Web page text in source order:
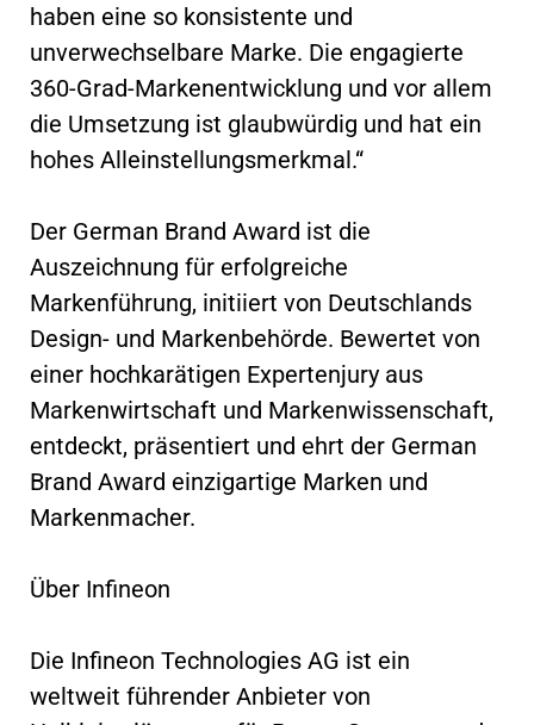
haben eine so konsistente und
unverwechselbare Marke. Die engagierte
360-Grad-Markenentwicklung und vor allem
die Umsetzung ist glaubwürdig und hat ein
hohes Alleinstellungsmerkmal.“
Der German Brand Award ist die
Auszeichnung für erfolgreiche
Markenführung, initiiert von Deutschlands
Design- und Markenbehörde. Bewertet von
einer hochkarätigen Expertenjury aus
Markenwirtschaft und Markenwissenschaft,
entdeckt, präsentiert und ehrt der German
Brand Award einzigartige Marken und
Markenmacher.
Über Infineon
Die Infineon Technologies AG ist ein
weltweit führender Anbieter von